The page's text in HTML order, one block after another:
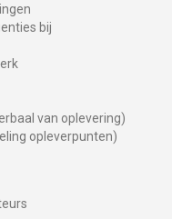
bij
van oplevering)
opleverpunten)